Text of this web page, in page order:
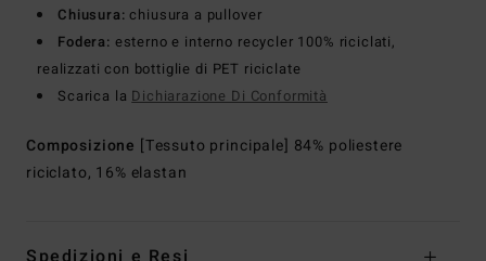
Chiusura: chiusura a pullover
Fodera: esterno e interno recycler 100% riciclati,
realizzati con bottiglie di PET riciclate
Scarica la Dichiarazione Di Conformità
Composizione [Tessuto principale] 84% poliestere
riciclato, 16% elastan